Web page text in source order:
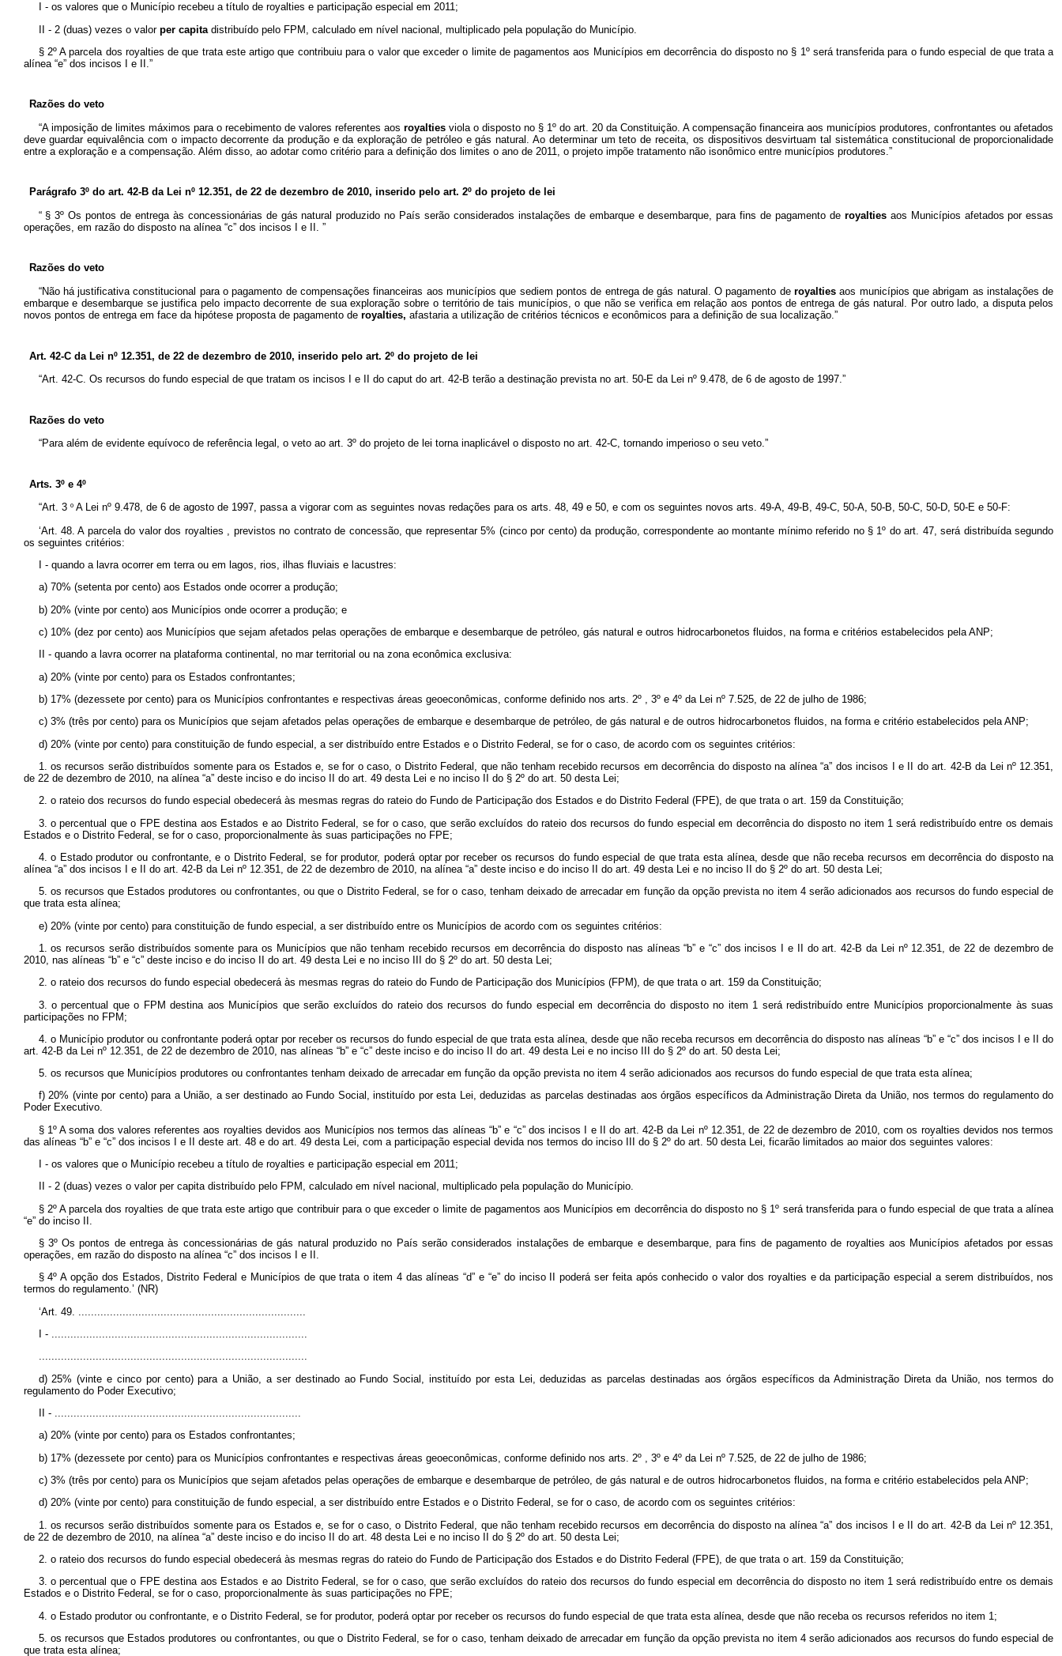
I - os valores que o Município recebeu a título de royalties e participação especial em 2011;
II - 2 (duas) vezes o valor per capita distribuído pelo FPM, calculado em nível nacional, multiplicado pela população do Município.
§ 2º A parcela dos royaltiesde que trata este artigo que contribuiu para o valor que exceder o limite de pagamentos aos Municípios em decorrência do disposto no § 1º será transferida para o fundo especial de que trata a
alínea “e” dos incisos I e II.”
Razões do veto
“A imposição de limites máximos para o recebimento de valores referentes aos royalties viola o disposto no § 1º do art. 20 da Constituição. A compensação financeira aos municípios produtores, confrontantes ou afetados
deve guardar equivalência com o impacto decorrente da produção e da exploração de petróleo e gás natural. Ao determinar um teto de receita, os dispositivos desvirtuam tal sistemática constitucional de proporcionalidade
entre a exploração e a compensação. Além disso, ao adotar como critério para a definição dos limites o ano de 2011, o projeto impõe tratamento não isonômico entre municípios produtores.”
Parágrafo 3º do art. 42-B da Lei nº 12.351, de 22 de dezembro de 2010, inserido pelo art. 2º do projeto de lei
“ § 3º Os pontos de entrega às concessionárias de gás natural produzido no País serão considerados instalações de embarque e desembarque, para fins de pagamento de royalties aos Municípios afetados por essas
operações, em razão do disposto na alínea “c” dos incisos I e II. ”
Razões do veto
“Não há justificativa constitucional para o pagamento de compensações financeiras aos municípios que sediem pontos de entrega de gás natural. O pagamento deroyaltiesaos municípios que abrigam as instalações de
embarque e desembarque se justifica pelo impacto decorrente de sua exploração sobre o território de tais municípios, o que não se verifica em relação aos pontos de entrega de gás natural. Por outro lado, a disputa pelos
novos pontos de entrega em face da hipótese proposta de pagamento de royalties, afastaria a utilização de critérios técnicos e econômicos para a definição de sua localização.”
Art. 42-C daLei nº 12.351, de 22 de dezembro de 2010, inserido pelo art. 2º do projeto de lei
“Art. 42-C. Os recursos do fundo especial de que tratam os incisos I e II do caput do art. 42-B terão a destinação prevista no art. 50-E da Lei nº 9.478, de 6 de agosto de 1997.”
Razões do veto
“Para além de evidente equívoco de referência legal, o veto ao art. 3º do projeto de lei torna inaplicável o disposto no art. 42-C, tornando imperioso o seu veto.”
Arts. 3º e 4º
“Art. 3 º A Lei nº 9.478, de 6 de agosto de 1997, passa a vigorar com as seguintes novas redações para os arts. 48, 49 e 50, e com os seguintes novos arts. 49-A, 49-B, 49-C, 50-A, 50-B, 50-C, 50-D, 50-E e 50-F:
‘Art. 48. A parcela do valor dos royalties
, previstos no contrato de concessão, que representar 5% (cinco por cento) da produção, correspondente ao montante mínimo referido no § 1º do art. 47, será distribuída segundo
os seguintes critérios:
I - quando a lavra ocorrer em terra ou em lagos, rios, ilhas fluviais e lacustres:
a) 70% (setenta por cento) aos Estados onde ocorrer a produção;
b) 20% (vinte por cento) aos Municípios onde ocorrer a produção; e
c) 10% (dez por cento) aos Municípios que sejam afetados pelas operações de embarque e desembarque de petróleo, gás natural e outros hidrocarbonetos fluidos, na forma e critérios estabelecidos pela ANP;
II - quando a lavra ocorrer na plataforma continental, no mar territorial ou na zona econômica exclusiva:
a) 20% (vinte por cento) para os Estados confrontantes;
b) 17% (dezessete por cento) para os Municípios confrontantes e respectivas áreas geoeconômicas, conforme definido nos arts. 2º , 3º e 4º da Lei nº 7.525, de 22 de julho de 1986;
c) 3% (três por cento) para os Municípios que sejam afetados pelas operações de embarque e desembarque de petróleo, de gás natural e de outros hidrocarbonetos fluidos, na forma e critério estabelecidos pela ANP;
d) 20% (vinte por cento) para constituição de fundo especial, a ser distribuído entre Estados e o Distrito Federal, se for o caso, de acordo com os seguintes critérios:
1. os recursos serão distribuídos somente para os Estados e, se for o caso, o Distrito Federal, que não tenham recebido recursos em decorrência do disposto na alínea “a” dos incisos I e II do art. 42-B da Lei nº 12.351,
de 22 de dezembro de 2010, na alínea “a” deste inciso e do inciso II do art. 49 desta Lei e no inciso II do § 2º do art. 50 desta Lei;
2. o rateio dos recursos do fundo especial obedecerá às mesmas regras do rateio do Fundo de Participação dos Estados e do Distrito Federal (FPE), de que trata o art. 159 da Constituição;
3. o percentual que o FPE destina aos Estados e ao Distrito Federal, se for o caso, que serão excluídos do rateio dos recursos do fundo especial em decorrência do disposto no item 1 será redistribuído entre os demais
Estados e o Distrito Federal, se for o caso, proporcionalmente às suas participações no FPE;
4. o Estado produtor ou confrontante, e o Distrito Federal, se for produtor, poderá optar por receber os recursos do fundo especial de que trata esta alínea, desde que não receba recursos em decorrência do disposto na
alínea “a” dos incisos I e II do art. 42-B da Lei nº 12.351, de 22 de dezembro de 2010, na alínea “a” deste inciso e do inciso II do art. 49 desta Lei e no inciso II do § 2º do art. 50 desta Lei;
5. os recursos que Estados produtores ou confrontantes, ou que o Distrito Federal, se for o caso, tenham deixado de arrecadar em função da opção prevista no item 4 serão adicionados aos recursos do fundo especial de
que trata esta alínea;
e) 20% (vinte por cento) para constituição de fundo especial, a ser distribuído entre os Municípios de acordo com os seguintes critérios:
1. os recursos serão distribuídos somente para os Municípios que não tenham recebido recursos em decorrência do disposto nas alíneas “b” e “c” dos incisos I e II do art. 42-B da Lei nº 12.351, de 22 de dezembro de
2010, nas alíneas “b” e “c” deste inciso e do inciso II do art. 49 desta Lei e no inciso III do § 2º do art. 50 desta Lei;
2. o rateio dos recursos do fundo especial obedecerá às mesmas regras do rateio do Fundo de Participação dos Municípios (FPM), de que trata o art. 159 da Constituição;
3. o percentual que o FPM destina aos Municípios que serão excluídos do rateio dos recursos do fundo especial em decorrência do disposto no item 1 será redistribuído entre Municípios proporcionalmente às suas
participações no FPM;
4. o Município produtor ou confrontante poderá optar por receber os recursos do fundo especial de que trata esta alínea, desde que não receba recursos em decorrência do disposto nas alíneas “b” e “c” dos incisos I e II do
art. 42-B da Lei nº 12.351, de 22 de dezembro de 2010, nas alíneas “b” e “c” deste inciso e do inciso II do art. 49 desta Lei e no inciso III do § 2º do art. 50 desta Lei;
5. os recursos que Municípios produtores ou confrontantes tenham deixado de arrecadar em função da opção prevista no item 4 serão adicionados aos recursos do fundo especial de que trata esta alínea;
f) 20% (vinte por cento) para a União, a ser destinado ao Fundo Social, instituído por esta Lei, deduzidas as parcelas destinadas aos órgãos específicos da Administração Direta da União, nos termos do regulamento do
Poder Executivo.
§ 1º A soma dos valores referentes aos royaltiesdevidos aos Municípios nos termos das alíneas “b” e “c” dos incisos I e II do art. 42-B da Lei nº 12.351, de 22 de dezembro de 2010, com os royalties devidos nos termos
das alíneas “b” e “c” dos incisos I e II deste art. 48 e do art. 49 desta Lei, com a participação especial devida nos termos do inciso III do § 2º do art. 50 desta Lei, ficarão limitados ao maior dos seguintes valores:
I - os valores que o Município recebeu a título de royalties e participação especial em 2011;
II - 2 (duas) vezes o valor per capita distribuído pelo FPM, calculado em nível nacional, multiplicado pela população do Município.
§ 2º A parcela dosroyalties de que trata este artigo que contribuir para o que exceder o limite de pagamentos aos Municípios em decorrência do disposto no § 1º será transferida para o fundo especial de que trata a alínea
“e” do inciso II.
§ 3º Os pontos de entrega às concessionárias de gás natural produzido no País serão considerados instalações de embarque e desembarque, para fins de pagamento de royaltiesaos Municípios afetados por essas
operações, em razão do disposto na alínea “c” dos incisos I e II.
§ 4º A opção dos Estados, Distrito Federal e Municípios de que trata o item 4 das alíneas “d” e “e” do inciso II poderá ser feita após conhecido o valor dos royalties e da participação especial a serem distribuídos, nos
termos do regulamento.’ (NR)
‘Art. 49. ........................................................................
I - .................................................................................
.....................................................................................
d) 25% (vinte e cinco por cento) para a União, a ser destinado ao Fundo Social, instituído por esta Lei, deduzidas as parcelas destinadas aos órgãos específicos da Administração Direta da União, nos termos do
regulamento do Poder Executivo;
II - ..............................................................................
a) 20% (vinte por cento) para os Estados confrontantes;
b) 17% (dezessete por cento) para os Municípios confrontantes e respectivas áreas geoeconômicas, conforme definido nos arts. 2º , 3º e 4º da Lei nº 7.525, de 22 de julho de 1986;
c) 3% (três por cento) para os Municípios que sejam afetados pelas operações de embarque e desembarque de petróleo, de gás natural e de outros hidrocarbonetos fluidos, na forma e critério estabelecidos pela ANP;
d) 20% (vinte por cento) para constituição de fundo especial, a ser distribuído entre Estados e o Distrito Federal, se for o caso, de acordo com os seguintes critérios:
1. os recursos serão distribuídos somente para os Estados e, se for o caso, o Distrito Federal, que não tenham recebido recursos em decorrência do disposto na alínea “a” dos incisos I e II do art. 42-B da Lei nº 12.351,
de 22 de dezembro de 2010, na alínea “a” deste inciso e do inciso II do art. 48 desta Lei e no inciso II do § 2º do art. 50 desta Lei;
2. o rateio dos recursos do fundo especial obedecerá às mesmas regras do rateio do Fundo de Participação dos Estados e do Distrito Federal (FPE), de que trata o art. 159 da Constituição;
3. o percentual que o FPE destina aos Estados e ao Distrito Federal, se for o caso, que serão excluídos do rateio dos recursos do fundo especial em decorrência do disposto no item 1 será redistribuído entre os demais
Estados e o Distrito Federal, se for o caso, proporcionalmente às suas participações no FPE;
4. o Estado produtor ou confrontante, e o Distrito Federal, se for produtor, poderá optar por receber os recursos do fundo especial de que trata esta alínea, desde que não receba os recursos referidos no item 1;
5. os recursos que Estados produtores ou confrontantes, ou que o Distrito Federal, se for o caso, tenham deixado de arrecadar em função da opção prevista no item 4 serão adicionados aos recursos do fundo especial de
que trata esta alínea;